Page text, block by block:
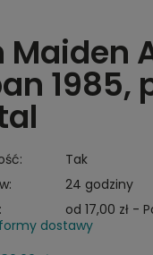
Maiden
1985,
Tak
24 godziny
od 17,00 zł -
dostawy